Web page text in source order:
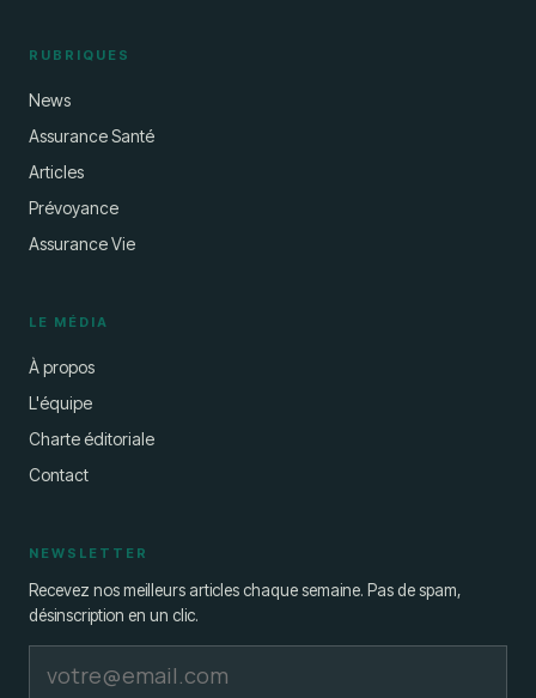
RUBRIQUES
News
Assurance Santé
Articles
Prévoyance
Assurance Vie
LE MÉDIA
À propos
L'équipe
Charte éditoriale
Contact
NEWSLETTER
Recevez nos meilleurs articles chaque semaine. Pas de spam,
désinscription en un clic.